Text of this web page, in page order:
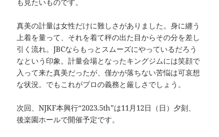
真美の計量は女性だけに難しさがありました。身に纏う
上着を量って、それを着て秤の出た目からその分を差し
引く流れ。JBCならもっとスムーズにやっているだろう
なという印象。計量会場となったキングジムには笑顔で
入って来た真美だったが、僅かが落ちない苦悩は可哀想
な状況。でもこれがプロの義務と厳しさでしょう。
次回、NJKF本興行“2023.5th”は11月12日（日）夕刻、
後楽園ホールで開催予定です。